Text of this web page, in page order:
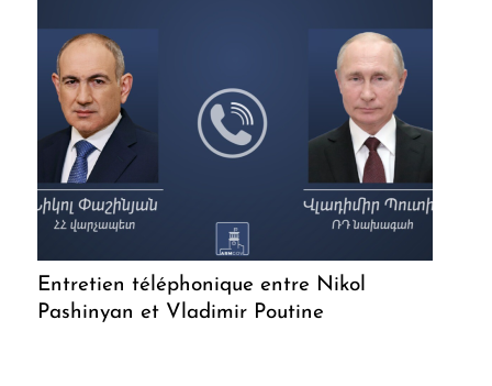
Entretien téléphonique entre Nikol
Pashinyan et Vladimir Poutine